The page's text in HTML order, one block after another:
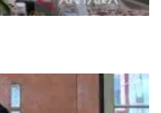
Fitri ke Wapres